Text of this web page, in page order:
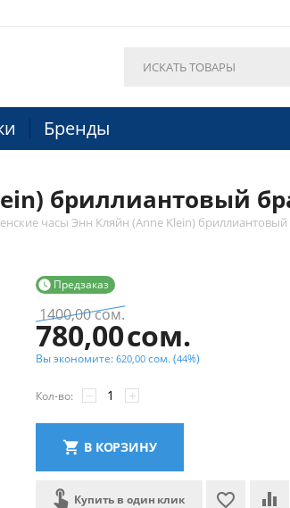
Бренды
бриллиантовый
часы Энн Кляйн (Anne Klein)
 Предзаказ
1400,00сом.
780,00сом.
Вы экономите: 620,00 сом.(44%)
Кол-во: +
−
В КОРЗИНУ
Купить в один клик